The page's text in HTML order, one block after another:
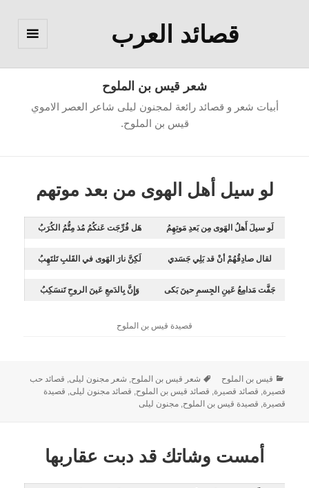
قصائد العرب
شعر قيس بن الملوح
أبيات شعر و قصائد رائعة لمجنون ليلى شاعر العصر الاموي
قيس بن الملوح.
لو سيل أهل الهوى من بعد موتهم
لَو سيلَ أَهلُ الهَوى مِن بَعدِ مَوتِهِمُ هَل فُرِّجَت عَنكُمُ مُذ مِتُّمُ الكُرَبُ
لقال صادِقُهُمْ أنْ قد بَلِي جَسَدي لَكِنَّ نارَ الهَوى في القَلبِ تَلتَهِبُ
جَفَّت مَدامِعُ عَينِ الجِسمِ حينَ بَكى وَإِنَّ بِالدَمعِ عَينَ الروحِ تَنسَكِبُ
قصيدة قيس بن الملوح
قيس بن الملوح شعر قيس بن الملوح, شعر مجنون ليلى, قصائد حب
قصيرة, قصائد قصيرة, قصائد قيس بن الملوح, قصائد مجنون ليلى, قصيدة
قصيرة, قصيدة قيس بن الملوح,مجنون ليلى
أمست وشاتك قد دبت عقاربها